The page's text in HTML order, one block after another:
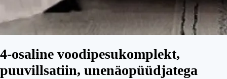
4-osaline voodipesukomplekt,
puuvillsatiin, unenäopüüdjatega